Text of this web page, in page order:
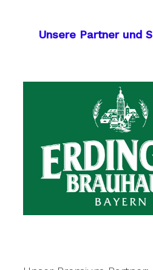
Unsere Partner und